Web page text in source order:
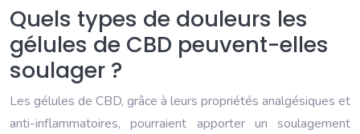
Quels types de douleurs les
gélules de CBD peuvent-elles
soulager ?
Les gélules de CBD, grâce à leurs propriétés analgésiques et
anti-inflammatoires, pourraient apporter un soulagement